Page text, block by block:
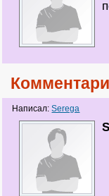
Написал:Serega